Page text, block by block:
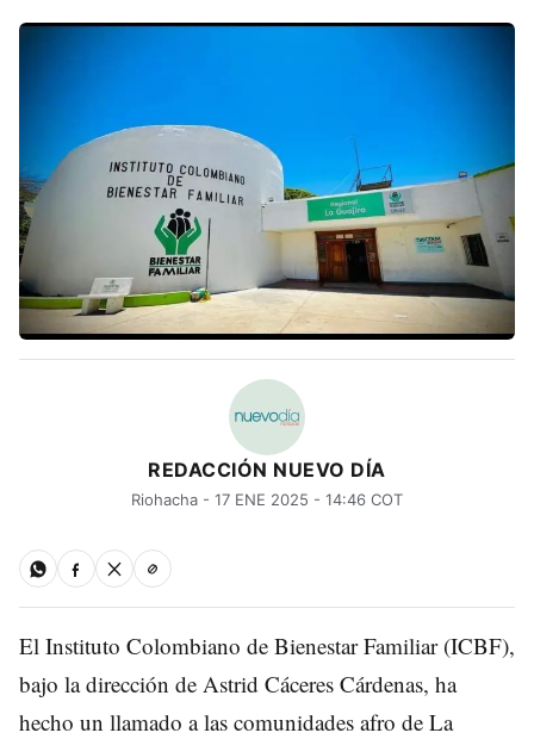
REDACCIÓN NUEVO DÍA
Riohacha - 17 ENE 2025 - 14:46 COT
El Instituto Colombiano de Bienestar Familiar (ICBF),
bajo la dirección de Astrid Cáceres Cárdenas, ha
hecho un llamado a las comunidades afro de La